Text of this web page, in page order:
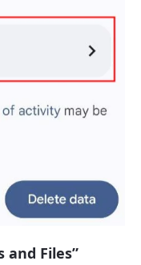
and Files”